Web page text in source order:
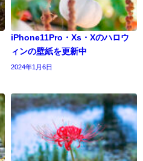
iPhone11Pro・Xs・Xのハロウ
ィンの壁紙を更新中
2024年1月6日